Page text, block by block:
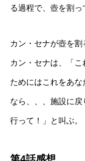
る過程で、壺を割っ
カン・セナが壺を割
カン・セナは、「
ためにはこれをあ
なら、、、施設に
行って！」と叫ぶ。